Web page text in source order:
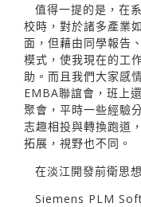
值得一提的是，在
校時，對於諸多產業
面，但藉由同學報告
模式，使我現在的工
助。而且我們大家感
EMBA聯誼會，班上
聚會，平時一些經驗
志趣相投與轉換跑道
拓展，視野也不同。
在淡江開發前衛思想
Siemens PLM